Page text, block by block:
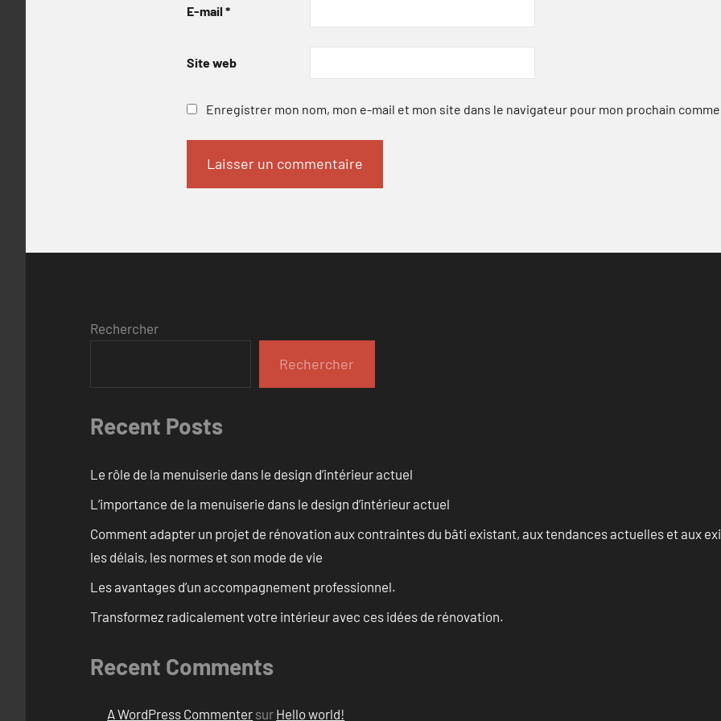
E-mail *
Site web
Enregistrer mon nom, mon e-mail et mon site dans le navigateur pour mon prochain
Rechercher
Rechercher
Recent Posts
Le rôle de la menuiserie dans le design d’intérieur actuel
L’importance de la menuiserie dans le design d’intérieur actuel
Comment adapter un projet de rénovation aux contraintes du bâti existant, aux tendances actuelles et aux
les délais, les normes et son mode de vie
Les avantages d’un accompagnement professionnel.
Transformez radicalement votre intérieur avec ces idées de rénovation.
Recent Comments
A WordPress Commenter sur Hello world!